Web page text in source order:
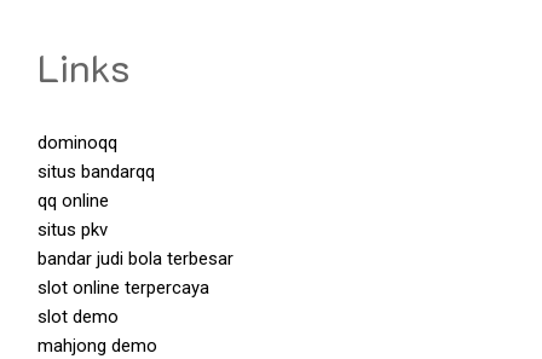
Links
dominoqq
situs bandarqq
qq online
situs pkv
bandar judi bola terbesar
slot online terpercaya
slot demo
mahjong demo